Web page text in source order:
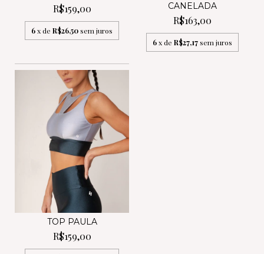
R$159,00
6x de R$26,50sem juros
CANELADA
R$163,00
6 x de R$27,17 sem juros
TOP PAULA
R$159,00